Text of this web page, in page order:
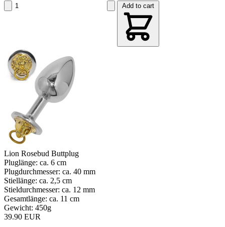
Add to cart
Lion Rosebud Buttplug
Pluglänge: ca. 6 cm
Plugdurchmesser: ca. 40 mm
Stiellänge: ca. 2,5 cm
Stieldurchmesser: ca. 12 mm
Gesamtlänge: ca. 11 cm
Gewicht: 450g
39.90 EUR